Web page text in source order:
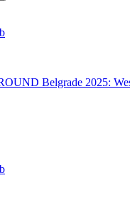
Belgrade 2025: